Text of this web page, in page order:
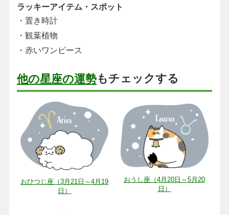
ラッキーアイテム・スポット
・置き時計
・観葉植物
・赤いワンピース
他の星座の運勢もチェックする
おひつじ座（3月21日～4月19
日）
おうし座（4月20日～5月20
日）